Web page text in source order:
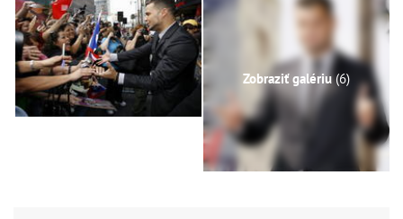
Zobraziť galériu(6)